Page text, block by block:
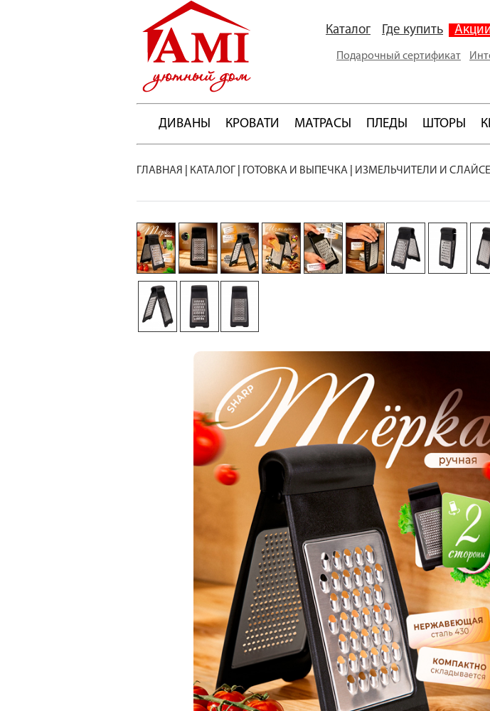
Каталог Где купить
Подарочный сертификат
ДИВАНЫ КРОВАТИ МАТРАСЫ ПЛЕДЫ ШТОРЫ
ГЛАВНАЯ КАТАЛОГ ГОТОВКА И ВЫПЕЧКА ИЗМЕЛЬЧИТЕЛИ И